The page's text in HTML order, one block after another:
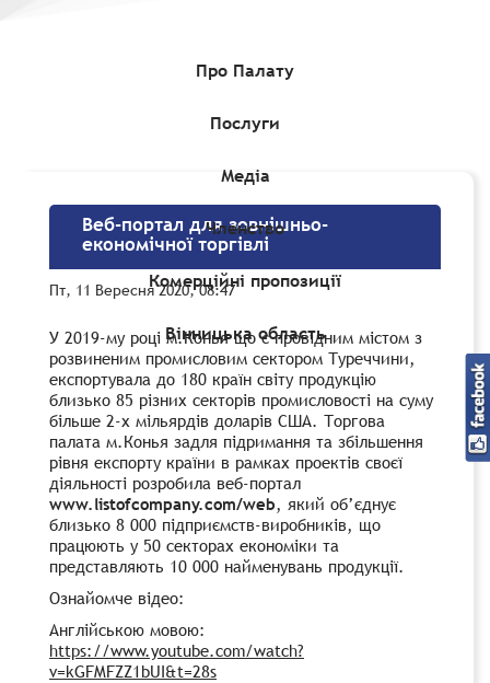
Про Палату
Послуги
Медіа
Членство
Комерційні пропозиції
Вінницька область
Комерційні пропозиції»Веб-портал для зовнішньо-
Веб-портал для зовнішньо-
економічної торгівлі
Пт, 11 Вересня 2020, 08:47
У 2019-му році м.Конья що є провідним містом з
розвиненим промисловим сектором Туреччини,
експортувала до 180 країн світу продукцію
близько 85 різних секторів промисловості на суму
більше 2-х мільярдів доларів США. Торгова
палата м.Конья задля підримання та збільшення
рівня експорту країни в рамках проектів своєї
діяльності розробила веб-портал
www.listofcompany.com/web, який об’єднує
близько 8 000 підприємств-виробників, що
працюють у 50 секторах економіки та
представляють 10 000 найменувань продукції.
Ознайомче відео:
Англійською мовою:
https://www.youtube.com/watch?
v=kGFMFZZ1bUI&t=28s